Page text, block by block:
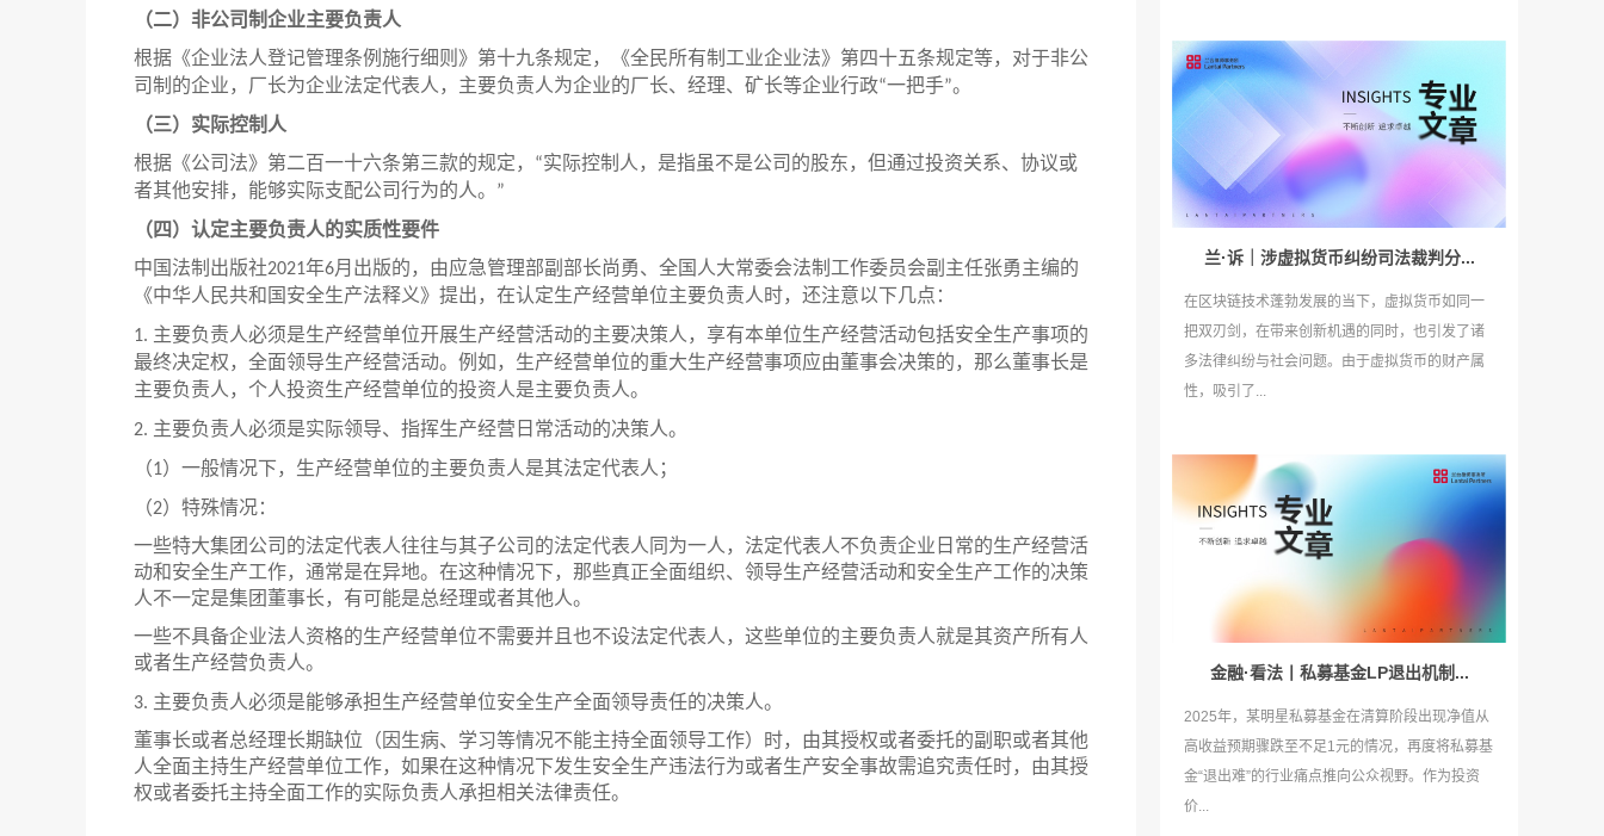
（二）非公司制企业主要负责人
根据《企业法人登记管理条例施行细则》第十九条规定，《全民所有制工业企业法》第四十五条规定等，对于非公
司制的企业，厂长为企业法定代表人，主要负责人为企业的厂长、经理、矿长等企业行政“一把手”。
（三）实际控制人
根据《公司法》第二百一十六条第三款的规定， “实际控制人，是指虽不是公司的股东，但通过投资关系、协议或
者其他安排，能够实际支配公司行为的人。 ”
（四）认定主要负责人的实质性要件
中国法制出版社2021年6月出版的，由应急管理部副部长尚勇、全国人大常委会法制工作委员会副主任张勇主编的
《中华人民共和国安全生产法释义》提出，在认定生产经营单位主要负责人时，还注意以下几点：
1. 主要负责人必须是生产经营单位开展生产经营活动的主要决策人，享有本单位生产经营活动包括安全生产事项的
最终决定权，全面领导生产经营活动。例如，生产经营单位的重大生产经营事项应由董事会决策的，那么董事长是
主要负责人，个人投资生产经营单位的投资人是主要负责人。
2. 主要负责人必须是实际领导、指挥生产经营日常活动的决策人。
（1）一般情况下，生产经营单位的主要负责人是其法定代表人；
（2）特殊情况：
一些特大集团公司的法定代表人往往与其子公司的法定代表人同为一人，法定代表人不负责企业日常的生产经营活
动和安全生产工作，通常是在异地。在这种情况下，那些真正全面组织、领导生产经营活动和安全生产工作的决策
人不一定是集团董事长，有可能是总经理或者其他人。
一些不具备企业法人资格的生产经营单位不需要并且也不设法定代表人，这些单位的主要负责人就是其资产所有人
或者生产经营负责人。
3. 主要负责人必须是能够承担生产经营单位安全生产全面领导责任的决策人。
董事长或者总经理长期缺位（因生病、学习等情况不能主持全面领导工作）时，由其授权或者委托的副职或者其他
人全面主持生产经营单位工作，如果在这种情况下发生安全生产违法行为或者生产安全事故需追究责任时，由其授
权或者委托主持全面工作的实际负责人承担相关法律责任。
兰·诉｜涉虚拟货币纠纷司法裁判分...
在区块链技术蓬勃发展的当下，虚拟货币如同一
把双刃剑，在带来创新机遇的同时，也引发了诸
多法律纠纷与社会问题。由于虚拟货币的财产属
性，吸引了...
金融·看法丨私募基金LP退出机制...
2025年，某明星私募基金在清算阶段出现净值从
高收益预期骤跌至不足1元的情况，再度将私募基
金“退出难”的行业痛点推向公众视野。作为投资
价...